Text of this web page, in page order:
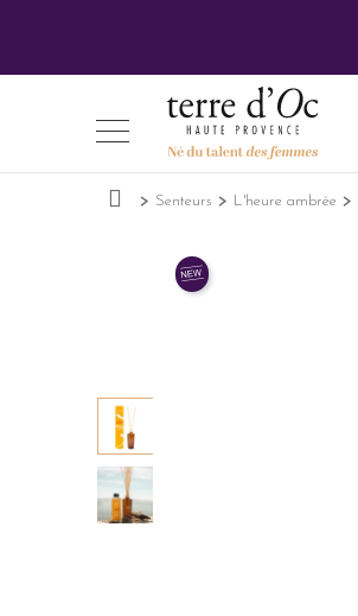
Senteurs L'heure ambrée